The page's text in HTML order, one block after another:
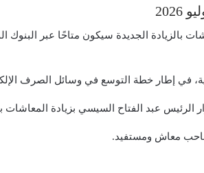
بالزيادة الجديدة سيكون متاحًا عبر البنوك
في إطار خطة التوسع في وسائل الصرف
الفتاح السيسي بزيادة المعاشات بنسبة 15% اعتبارًا من أول